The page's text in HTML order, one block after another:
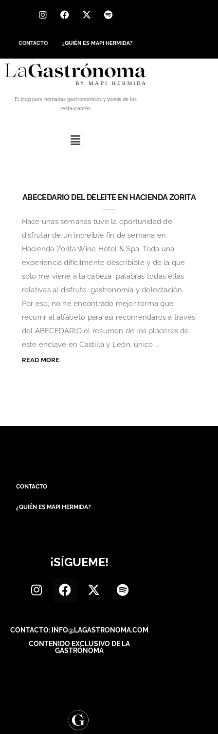
CONTACTO ¿QUIÉN ES MAPI HERMIDA?
El blog para nómadas gastronómicos y yonkis de los
restaurantes
ABECEDARIO DEL DELEITE EN HACIENDA ZORITA
Hace unas semanas tuve la oportunidad de
disfrutar de un increíble fin de semana en
Hacienda Zorita Wine Hotel & Spa. Toda una
experiencia difícilmente describible y de la que
sólo me viene a la cabeza palabras todas ellas
relativas al disfrute, gastronomía y delectación.
Por eso, no he encontrado mejor forma que
recurrir al alfabeto para así recomendaros a través
del ABECEDARIO el resumen de los placeres de
este enclave en Castilla y León, único ...
READ MORE
CONTACTO
¿QUIÉN ES MAPI HERMIDA?
¡SÍGUEME!
CONTACTO: INFO@LAGASTRONOMA.COM
CONTENIDO EXCLUSIVO DE LA
GASTRÓNOMA